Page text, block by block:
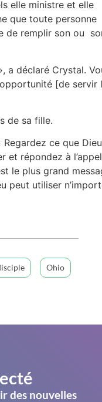
elle ministre et elle
que toute personne
de remplir son ou
a déclaré Crystal.
[de servir
de sa fille.
Regardez ce que Dieu
et répondez à
le plus grand
peut utiliser
Ohio
des nouvelles